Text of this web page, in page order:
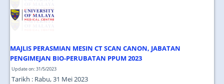
MAJLIS PERASMIAN MESIN CT SCAN CANON, JABATAN
PENGIMEJAN BIO-PERUBATAN PPUM 2023
Update on: 31/5/2023
Tarikh : Rabu, 31 Mei 2023